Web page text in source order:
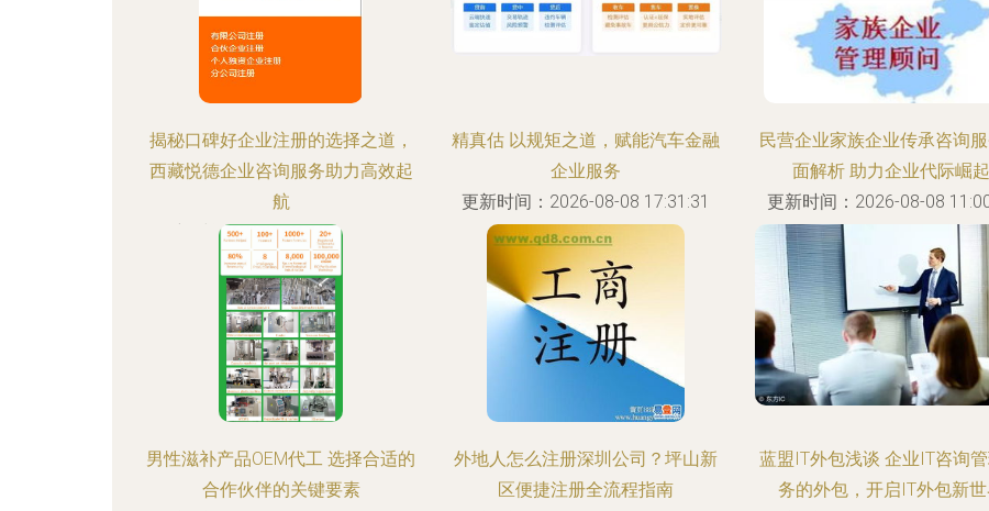
揭秘口碑好企业注册的选择之道，
西藏悦德企业咨询服务助力高效起
航
更新时间：2026-08-08 14:19:18
精真估 以规矩之道，赋能汽车金融
企业服务
更新时间：2026-08-08 17:31:31
民营企业家族企业传承咨询
面解析 助力企业代际崛起
更新时间：2026-08-08
男性滋补产品OEM代工 选择合适的
合作伙伴的关键要素
外地人怎么注册深圳公司？坪山新
区便捷注册全流程指南
蓝盟IT外包浅谈 企业IT咨询
务的外包，开启IT外包新